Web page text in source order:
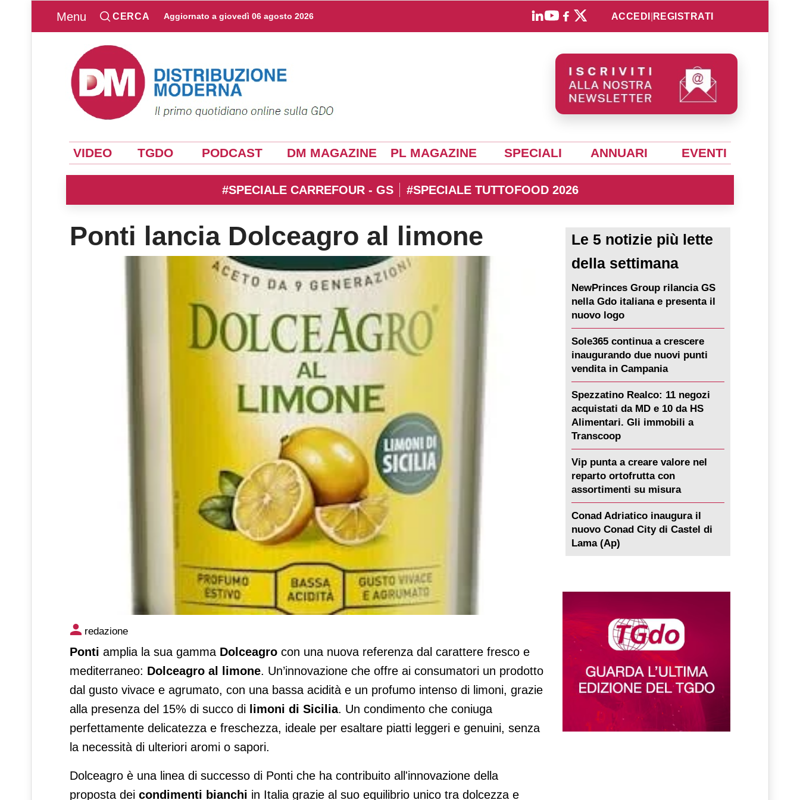
Menu CERCA Aggiornato a giovedì 06 agosto 2026 ACCEDI REGISTRATI
VIDEO TGDO PODCAST DM MAGAZINE PL MAGAZINE SPECIALI ANNUARI EVENTI
#SPECIALE CARREFOUR - GS #SPECIALE TUTTOFOOD 2026
Ponti lancia Dolceagro al limone
Ponti lancia Dolceagro al limone
redazione
Ponti amplia la sua gamma Dolceagro con una nuova referenza dal carattere fresco e
mediterraneo: Dolceagro al limone. Un’innovazione che offre ai consumatori un prodotto
dal gusto vivace e agrumato, con una bassa acidità e un profumo intenso di limoni, grazie
alla presenza del 15% di succo di limoni di Sicilia. Un condimento che coniuga
perfettamente delicatezza e freschezza, ideale per esaltare piatti leggeri e genuini, senza
la necessità di ulteriori aromi o sapori.
Dolceagro è una linea di successo di Ponti che ha contribuito all'innovazione della
proposta dei condimenti bianchi in Italia grazie al suo equilibrio unico tra dolcezza e
Le 5 notizie più lette
della settimana
NewPrinces Group rilancia GS
nella Gdo italiana e presenta il
nuovo logo
Sole365 continua a crescere
inaugurando due nuovi punti
vendita in Campania
Spezzatino Realco: 11 negozi
acquistati da MD e 10 da HS
Alimentari. Gli immobili a
Transcoop
Vip punta a creare valore nel
reparto ortofrutta con
assortimenti su misura
Conad Adriatico inaugura il
nuovo Conad City di Castel di
Lama (Ap)